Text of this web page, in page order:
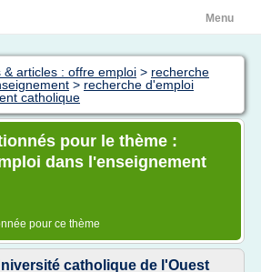
Menu
& articles : offre emploi > recherche
> recherche d'emploi
catholique
pour le thème :
dans l'enseignement
pour ce thème
catholique de l'Ouest